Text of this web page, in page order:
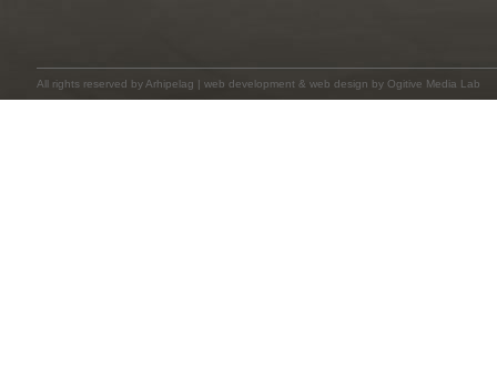
All rights reserved by Arhipelag | web development & web design by Ogitive Media Lab